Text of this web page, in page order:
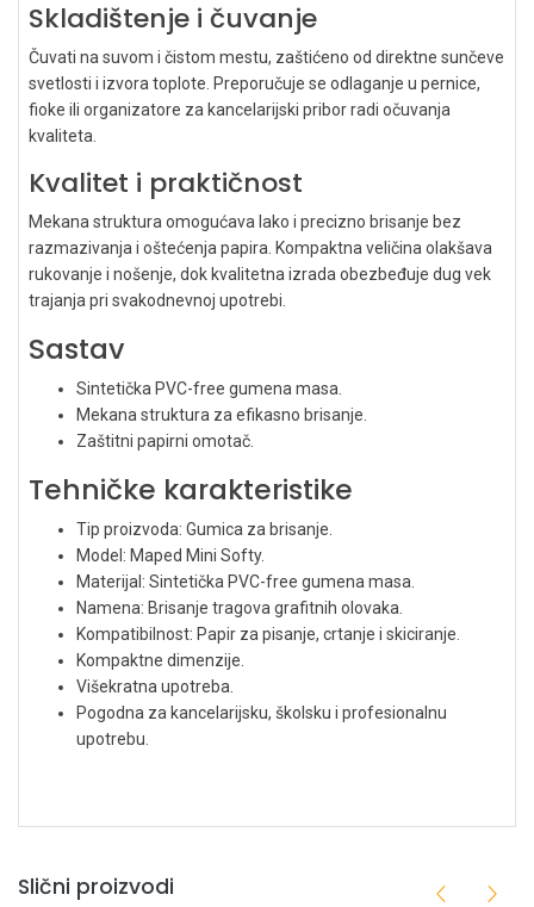
Skladištenje i čuvanje
Čuvati na suvom i čistom mestu, zaštićeno od direktne sunčeve
svetlosti i izvora toplote. Preporučuje se odlaganje u pernice,
fioke ili organizatore za kancelarijski pribor radi očuvanja
kvaliteta.
Kvalitet i praktičnost
Mekana struktura omogućava lako i precizno brisanje bez
razmazivanja i oštećenja papira. Kompaktna veličina olakšava
rukovanje i nošenje, dok kvalitetna izrada obezbeđuje dug vek
trajanja pri svakodnevnoj upotrebi.
Sastav
Sintetička PVC-free gumena masa.
Mekana struktura za efikasno brisanje.
Zaštitni papirni omotač.
Tehničke karakteristike
Tip proizvoda: Gumica za brisanje.
Model: Maped Mini Softy.
Materijal: Sintetička PVC-free gumena masa.
Namena: Brisanje tragova grafitnih olovaka.
Kompatibilnost: Papir za pisanje, crtanje i skiciranje.
Kompaktne dimenzije.
Višekratna upotreba.
Pogodna za kancelarijsku, školsku i profesionalnu
upotrebu.
Slični proizvodi